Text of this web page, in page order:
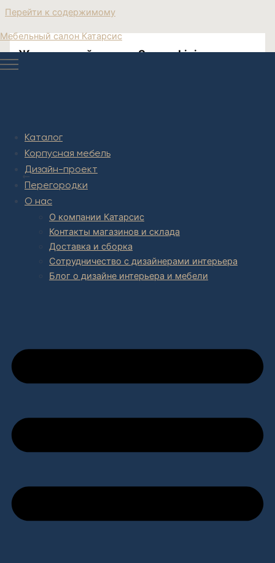
Перейти к содержимому
Мебельный салон Катарсис
Каталог
Корпусная мебель
Дизайн-проект
Перегородки
О нас
О компании Катарсис
Контакты магазинов и склада
Доставка и сборка
Сотрудничество с дизайнерами интерьера
Блог о дизайне интерьера и мебели
Журнальный столик SpacesLiving
Post navigation
НАЗАД